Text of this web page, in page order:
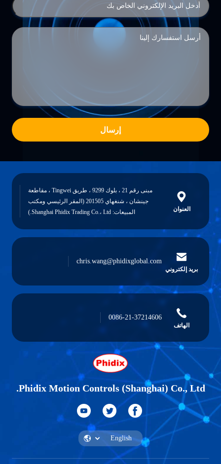
إرسال
العنوان
مبنى رقم 21 ، بلوك 9299 ، طريق Tingwei ، مقاطعة
جينشان ، شنغهاي 201505 (المقر الرئيسي ومكتب
المبيعات: Shanghai Phidix Trading Co.، Ltd.)
بريد إلكتروني
chris.wang@phidixglobal.com
الهاتف
0086-21-37214606
Phidix Motion Controls (Shanghai) Co., Ltd.